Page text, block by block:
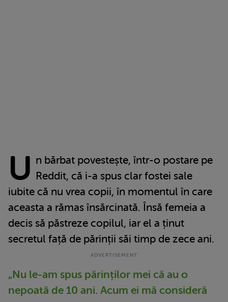
U n bărbat povestește, într-o postare pe
Reddit, că i-a spus clar fostei sale
iubite că nu vrea copii, în momentul în care
aceasta a rămas însărcinată. Însă femeia a
decis să păstreze copilul, iar el a ținut
secretul față de părinții săi timp de zece ani.
„Nu le-am spus părinților mei că au o
nepoată de 10 ani. Acum ei mă consideră